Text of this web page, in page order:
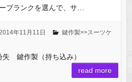
ブランクを選んで、サ…
年11月11日
鍵作製>>スーツケ
鍵作製（持ち込み）
read more